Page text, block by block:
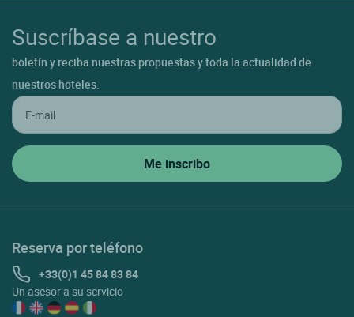
Suscríbase a nuestro
boletín y reciba nuestras propuestas y toda la actualidad de
nuestros hoteles.
Reserva por teléfono
+33(0)1 45 84 83 84
Un asesor a su servicio